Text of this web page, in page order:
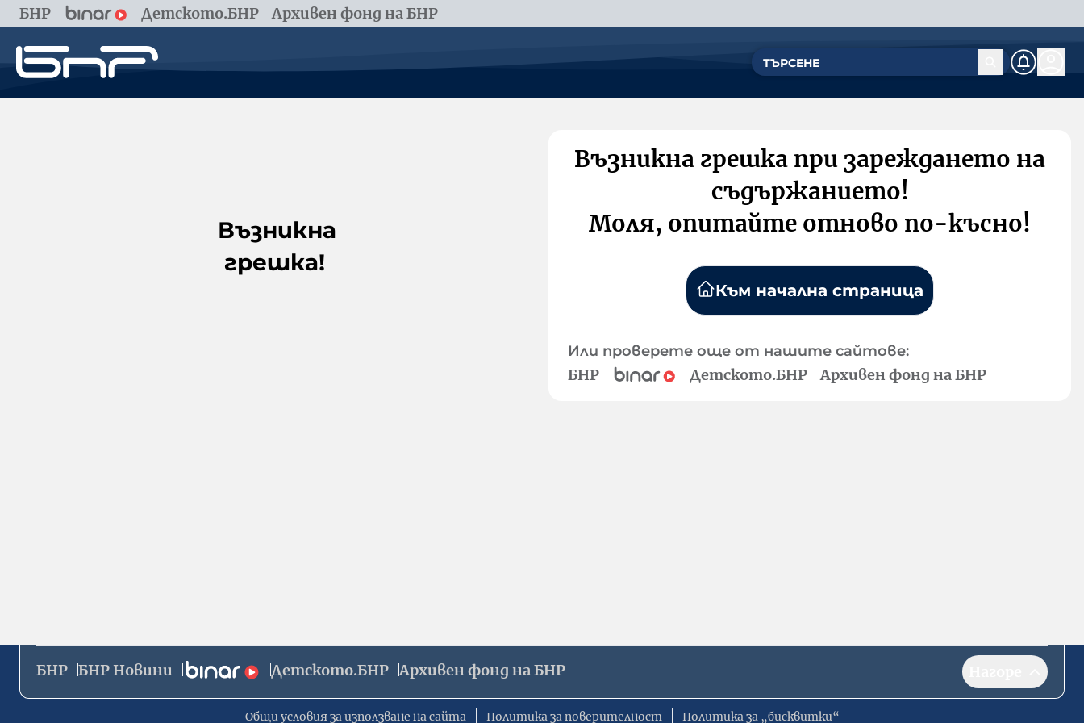
БНР Детското.БНР Архивен фонд на БНР
Възникна
грешка!
Възникна грешка при зареждането на
съдържанието!
Моля, опитайте отново по-късно!
Към начална страница
Или проверете още от нашите сайтове:
БНР Детското.БНР Архивен фонд на БНР
БНР БНР Новини Детското.БНР Архивен фонд на БНР
Общи условия за използване на сайта Политика за поверителност Политика за „бисквитки“